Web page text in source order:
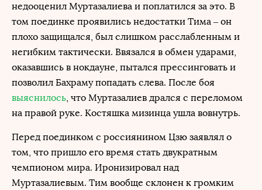
недооценил Муртазалиева и поплатился за это. В
том поединке проявились недостатки Тима – он
плохо защищался, был слишком расслабленным и
негибким тактически. Ввязался в обмен ударами,
оказавшись в нокдауне, пытался прессинговать и
позволил Бахраму попадать слева. После боя
выяснилось, что Муртазалиев дрался с переломом
на правой руке. Костяшка мизинца ушла вовнутрь.
Перед поединком с россиянином Цзю заявлял о
том, что пришло его время стать двукратным
чемпионом мира. Иронизировал над
Муртазалиевым. Тим вообще склонен к громким